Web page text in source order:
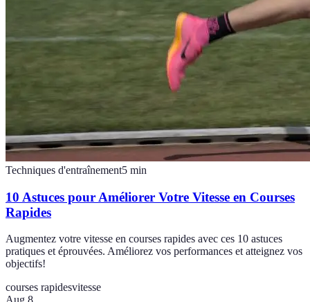
Techniques d'entraînement5 min
10 Astuces pour Améliorer Votre Vitesse en Courses
Rapides
Augmentez votre vitesse en courses rapides avec ces 10 astuces
pratiques et éprouvées. Améliorez vos performances et atteignez vos
objectifs!
courses rapidesvitesse